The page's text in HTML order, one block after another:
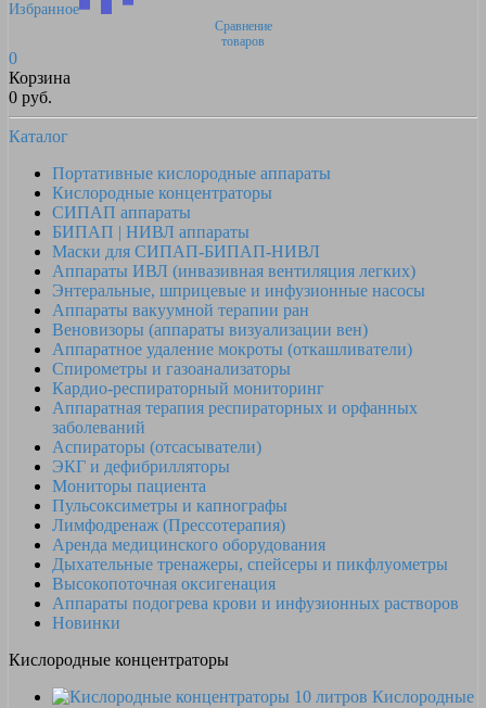
Избранное
Сравнение
товаров
0
Корзина
0 руб.
Каталог
Портативные кислородные аппараты
Кислородные концентраторы
СИПАП аппараты
БИПАП | НИВЛ аппараты
Маски для СИПАП-БИПАП-НИВЛ
Аппараты ИВЛ (инвазивная вентиляция легких)
Энтеральные, шприцевые и инфузионные насосы
Аппараты вакуумной терапии ран
Веновизоры (аппараты визуализации вен)
Аппаратное удаление мокроты (откашливатели)
Спирометры и газоанализаторы
Кардио-респираторный мониторинг
Аппаратная терапия респираторных и орфанных
заболеваний
Аспираторы (отсасыватели)
ЭКГ и дефибрилляторы
Мониторы пациента
Пульсоксиметры и капнографы
Лимфодренаж (Прессотерапия)
Аренда медицинского оборудования
Дыхательные тренажеры, спейсеры и пикфлуометры
Высокопоточная оксигенация
Аппараты подогрева крови и инфузионных растворов
Новинки
Кислородные концентраторы
Кислородные